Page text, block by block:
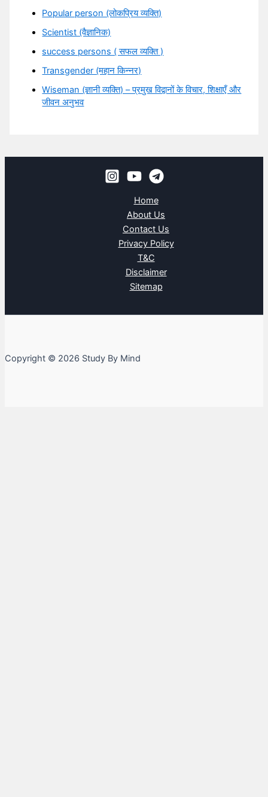
Popular person (लोकप्रिय व्यक्ति)
Scientist (वैज्ञानिक)
success persons ( सफल व्यक्ति )
Transgender (महान किन्नर)
Wiseman (ज्ञानी व्यक्ति) – प्रमुख विद्वानों के विचार, शिक्षाएँ और
जीवन अनुभव
Home
About Us
Contact Us
Privacy Policy
T&C
Disclaimer
Sitemap
Copyright © 2026 Study By Mind